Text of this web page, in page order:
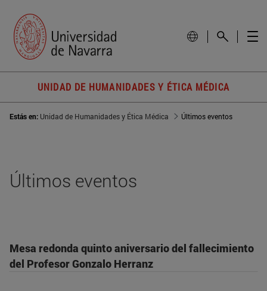
UNIDAD DE HUMANIDADES Y ÉTICA MÉDICA
Estás en: Unidad de Humanidades y Ética Médica Últimos eventos
Últimos eventos
Mesa redonda quinto aniversario del fallecimiento
del Profesor Gonzalo Herranz